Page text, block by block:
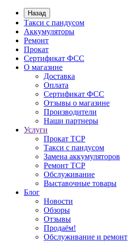
Назад
Такси с пандусом
Аккумуляторы
Ремонт
Прокат
Сертификат ФСС
О магазине
Доставка
Оплата
Сертификат ФСС
Отзывы о магазине
Производители
Наши партнеры
Услуги
Прокат ТСР
Такси с пандусом
Замена аккумуляторов
Ремонт ТСР
Обслуживание
Выставочные товары
Блог
Новости
Обзоры
Отзывы
Продаём!
Обслуживание и ремонт